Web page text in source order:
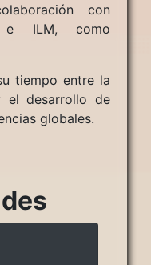
con
e ILM, como
tiempo entre la
el desarrollo de
globales.